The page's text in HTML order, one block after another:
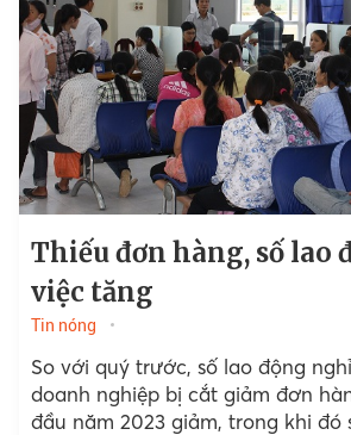
Thiếu đơn hàng, số lao
việc tăng
Tin nóng
So với quý trước, số lao động
doanh nghiệp bị cắt giảm đơn
đầu năm 2023 giảm, trong khi đó